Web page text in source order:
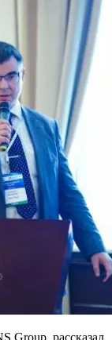
Group, рассказал